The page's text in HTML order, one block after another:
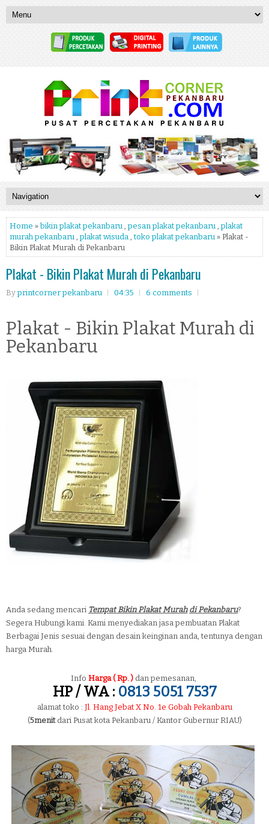
Home »bikin plakat pekanbaru ,pesan plakat pekanbaru ,plakat
murah pekanbaru ,plakat wisuda ,toko plakat pekanbaru » Plakat -
Bikin Plakat Murah di Pekanbaru
Plakat - Bikin Plakat Murah di Pekanbaru
Byprintcorner pekanbaru 04:35 6 comments
Plakat - Bikin Plakat Murah di
Pekanbaru
Anda sedang mencari Tempat Bikin Plakat Murah di Pekanbaru?
Segera Hubungi kami. Kami menyediakan jasa pembuatan Plakat
Berbagai Jenis sesuai dengan desain keinginan anda, tentunya dengan
harga Murah.
Info Harga ( Rp. ) dan pemesanan,
HP / WA : 0813 5051 7537
alamat toko : Jl. Hang Jebat X No. 1e Gobah Pekanbaru
(5menitdari Pusat kota Pekanbaru / Kantor Gubernur RIAU)